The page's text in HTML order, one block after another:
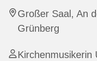
Großer Saal, An
Grünberg
Kirchenmusikerin